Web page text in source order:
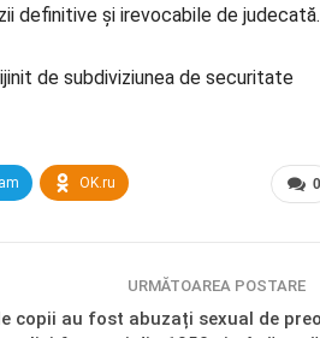
definitive și irevocabile de judecată.
de subdiviziunea de securitate
0
OK.ru
URMĂTOAREA POSTARE
copii au fost abuzați sexual de